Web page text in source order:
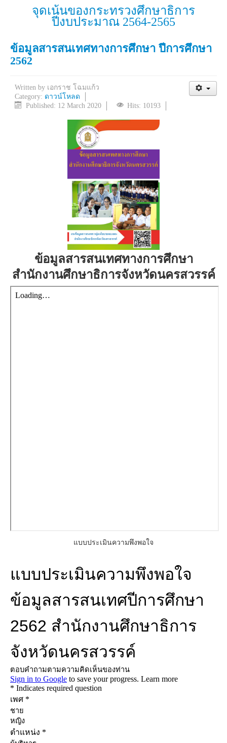
จุดเน้นของกระทรวงศึกษาธิการ
ปีงบประมาณ 2564-2565
ข้อมูลสารสนเทศทางการศึกษา ปีการศึกษา
2562
Written by เอกราช โฉมแก้ว
Category: ดาวน์โหลด
Published: 12 March 2020
Hits: 10193
ข้อมูลสารสนเทศทางการศึกษา
สำนักงานศึกษาธิการจังหวัดนครสวรรค์
แบบประเมินความพึงพอใจ